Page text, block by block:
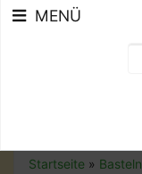
MENÜ
Startseite » Basteln